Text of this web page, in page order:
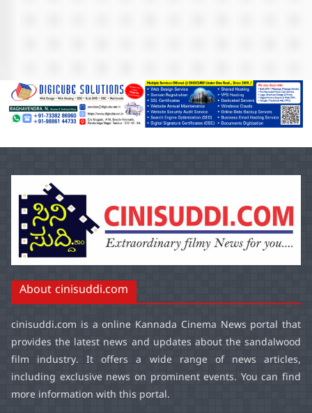
About cinisuddi.com
cinisuddi.com is a online Kannada Cinema News portal that
provides the latest news and updates about the sandalwood
film industry. It offers a wide range of news articles,
including exclusive news on prominent events. You can find
more information with this portal.